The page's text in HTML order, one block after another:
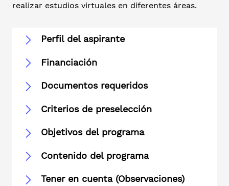
realizar estudios virtuales en diferentes áreas.
Perfil del aspirante
Financiación
Documentos requeridos
Criterios de preselección
Objetivos del programa
Contenido del programa
Tener en cuenta (Observaciones)